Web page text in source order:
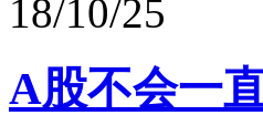
18/10/25
A股不会一